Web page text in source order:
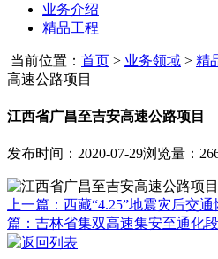
业务介绍
精品工程
当前位置： 首页 > 业务领域 > 精
高速公路项目
江西省广昌至吉安高速公路项目
发布时间：2020-07-29浏览量：
上一篇：西藏“4.25”地震灾后交
篇：吉林省集双高速集安至通化
返回列表